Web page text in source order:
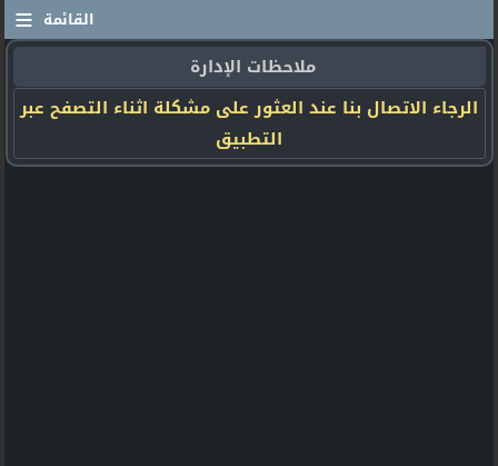
≡ القائمة
ملاحظات الإدارة
الرجاء الاتصال بنا عند العثور على مشكلة اثناء التصفح عبر
التطبيق